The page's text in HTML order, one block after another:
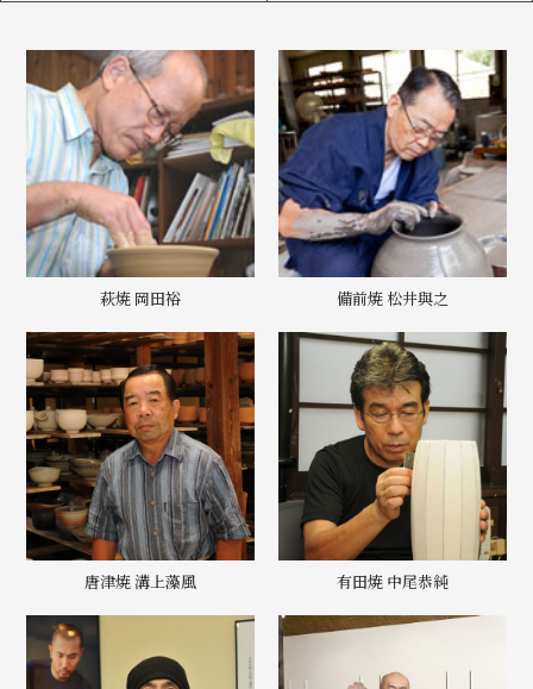
萩焼 岡田裕 備前焼 松井與之
唐津焼 溝上藻風 有田焼 中尾恭純